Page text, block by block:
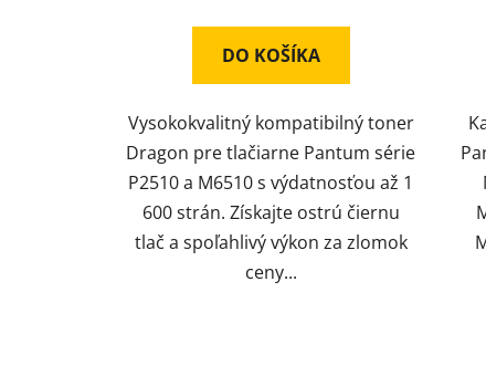
DO KOŠÍKA
Vysokokvalitný kompatibilný toner
Dragon pre tlačiarne Pantum série
P2510 a M6510 s výdatnosťou až 1
600 strán. Získajte ostrú čiernu
tlač a spoľahlivý výkon za zlomok
ceny...